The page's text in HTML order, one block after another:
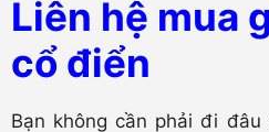
Liên hệ mua
cổ điển
Bạn không cần phải đi